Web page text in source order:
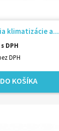
klimatizácie a...
s DPH
DPH
KOŠÍKA